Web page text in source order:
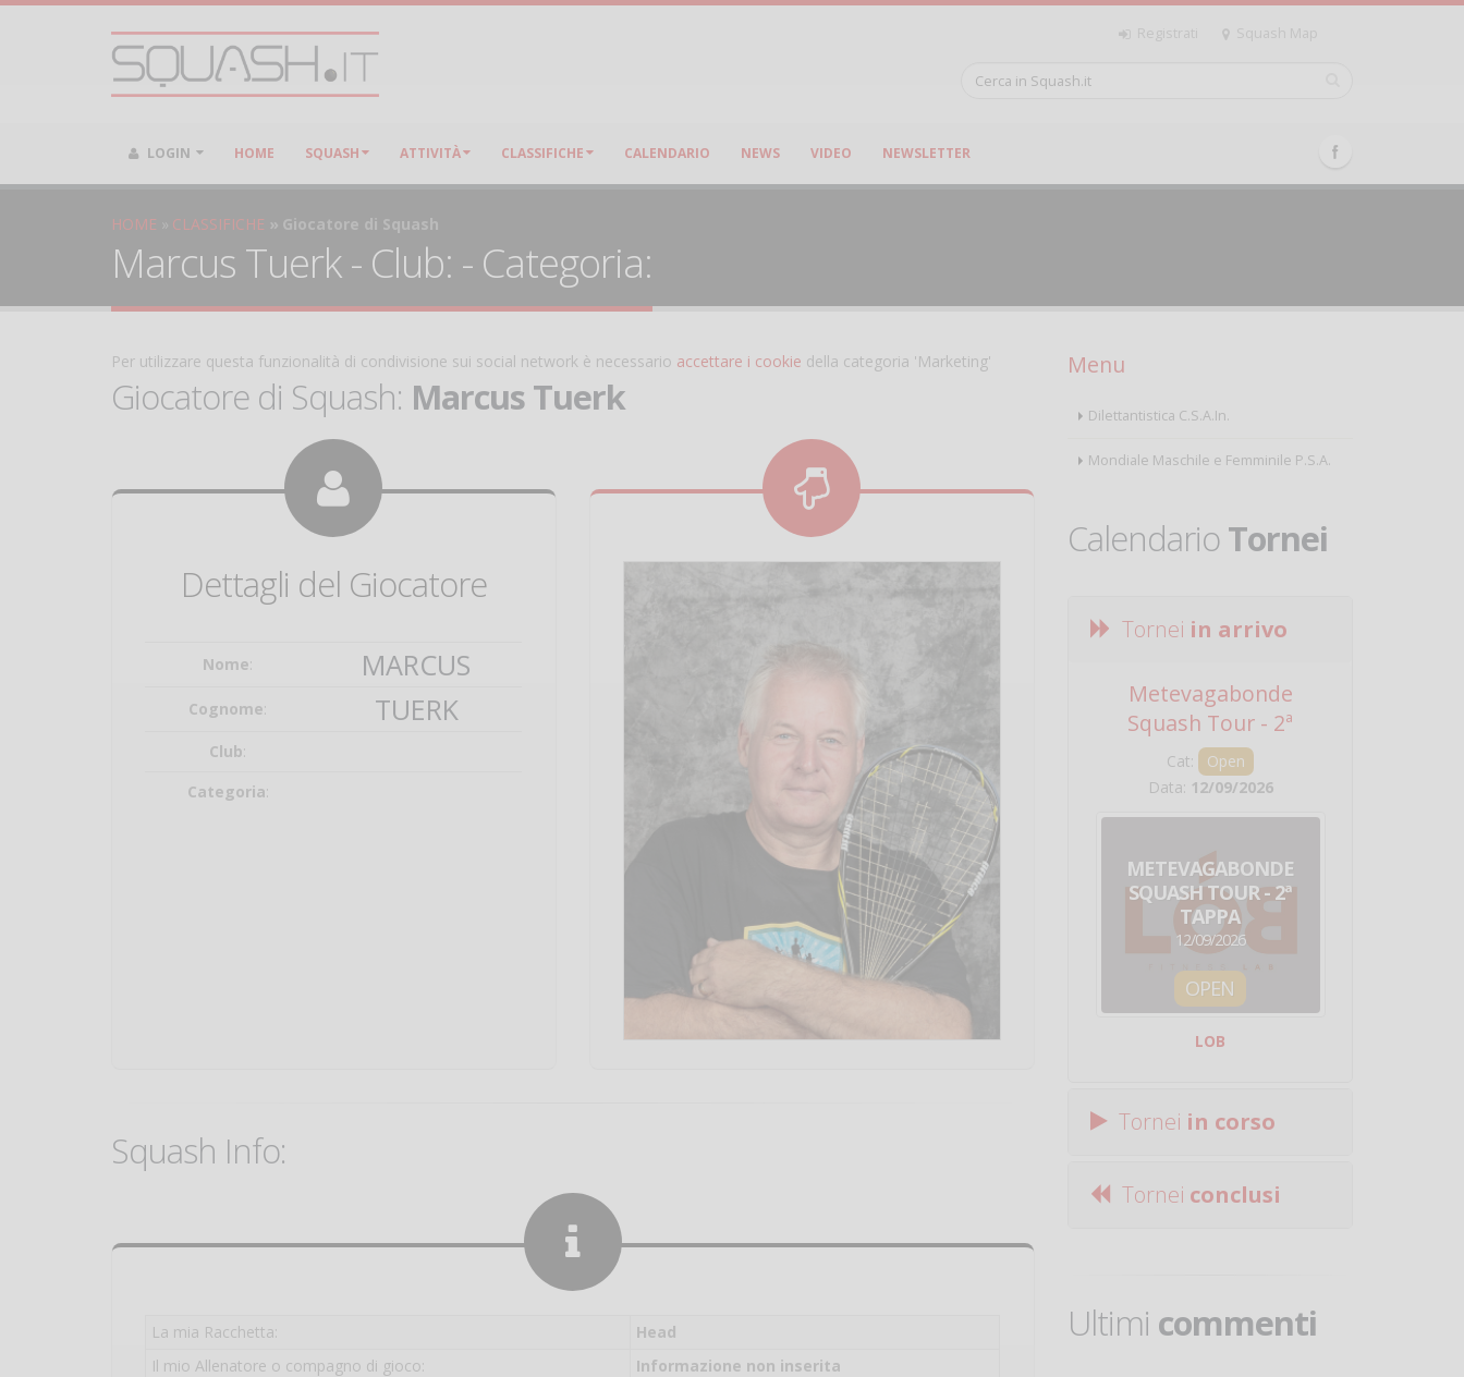
Registrati Squash Map
LOGIN HOME SQUASH ATTIVITÀ CLASSIFICHE CALENDARIO NEWS VIDEO NEWSLETTER
HOME CLASSIFICHE Giocatore di Squash
Marcus Tuerk - Club: - Categoria:
Per utilizzare questa funzionalità di condivisione sui social network è necessario accettare i cookie della categoria 'Marketing'
Giocatore di Squash: Marcus Tuerk
Dettagli del Giocatore
Nome: MARCUS
Cognome: TUERK
Club:
Categoria:
Squash Info:
La mia Racchetta:
Head
Il mio Allenatore o compagno di gioco:
Informazione non inserita
Menu
Dilettantistica C.S.A.In.
Mondiale Maschile e Femminile P.S.A.
CalendarioTornei
Tornei in arrivo
Metevagabonde
Squash Tour - 2ª
Tappa
Cat:
Open
Data: 12/09/2026
METEVAGABONDE
SQUASH TOUR - 2ª
TAPPA
12/09/2026
OPEN
LOB
Tornei in corso
Tornei conclusi
Ultimi commenti